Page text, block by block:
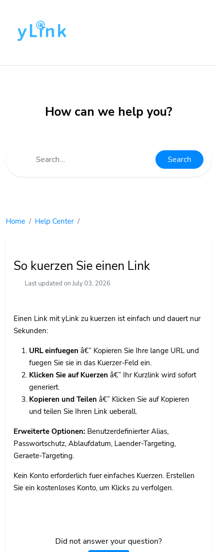
How can we help you?
Search
Home Help Center
So kuerzen Sie einen Link
Last updated on July 03, 2026
Einen Link mit yLink zu kuerzen ist einfach und dauert nur
Sekunden:
URL einfuegen â€” Kopieren Sie Ihre lange URL und
fuegen Sie sie in das Kuerzer-Feld ein.
Klicken Sie auf Kuerzen â€” Ihr Kurzlink wird sofort
generiert.
Kopieren und Teilen â€” Klicken Sie auf Kopieren
und teilen Sie Ihren Link ueberall.
Erweiterte Optionen: Benutzerdefinierter Alias,
Passwortschutz, Ablaufdatum, Laender-Targeting,
Geraete-Targeting.
Kein Konto erforderlich fuer einfaches Kuerzen. Erstellen
Sie ein kostenloses Konto, um Klicks zu verfolgen.
Did not answer your question?